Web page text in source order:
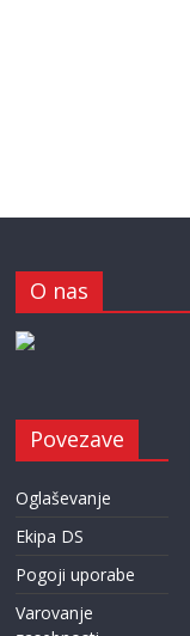
O nas
Povezave
Oglaševanje
Ekipa DS
Pogoji uporabe
Varovanje